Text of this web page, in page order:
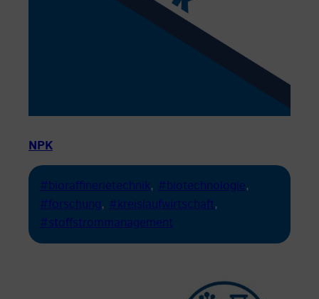
NPK
#bioraffinerietechnik, #biotechnologie
#forschung, #kreislaufwirtschaft
#stoffstrommanagement